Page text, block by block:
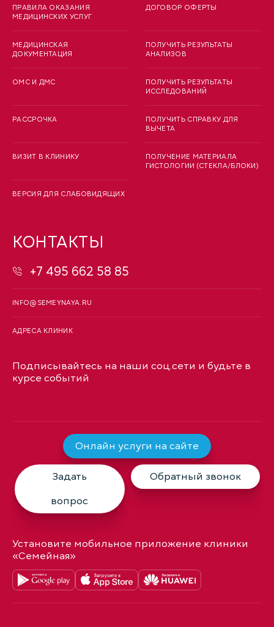
ПРАВИЛА ОКАЗАНИЯ
МЕДИЦИНСКИХ УСЛУГ
МЕДИЦИНСКАЯ
ДОКУМЕНТАЦИЯ
ОМС И ДМС
РАССРОЧКА
ВИЗИТ В КЛИНИКУ
ВЕРСИЯ ДЛЯ СЛАБОВИДЯЩИХ
ДОГОВОР ОФЕРТЫ
ПОЛУЧИТЬ РЕЗУЛЬТАТЫ
АНАЛИЗОВ
ПОЛУЧИТЬ РЕЗУЛЬТАТЫ
ИССЛЕДОВАНИЙ
ПОЛУЧИТЬ СПРАВКУ ДЛЯ
ВЫЧЕТА
ПОЛУЧЕНИЕ МАТЕРИАЛА
ГИСТОЛОГИИ (СТЕКЛА/БЛОКИ)
КОНТАКТЫ
+7 495 662 58 85
INFO@SEMEYNAYA.RU
АДРЕСА КЛИНИК
Подписывайтесь на наши соц.сети и будьте в
курсе событий
Онлайн услуги на сайте
Задать
вопрос
Обратный звонок
Установите мобильное приложение клиники
«Семейная»